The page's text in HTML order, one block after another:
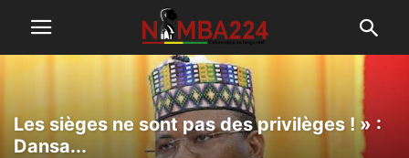
Les sièges ne sont pas des privilèges ! » :
Dansa...